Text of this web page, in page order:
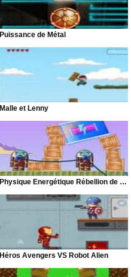
Puissance de Métal
Malle et Lenny
Physique Énergétique Rébellion de Robots
Héros Avengers VS Robot Alien